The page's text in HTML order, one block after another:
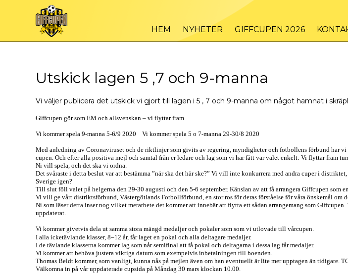
HEM NYHETER GIFFCUPEN 2026
Utskick lagen 5 ,7 och 9-manna
Vi väljer publicera det utskick vi gjort till lagen i 5 , 7 och 9-manna om något hamnat i
Giffcupen gör som EM och allsvenskan – vi flyttar fram
Vi kommer spela 9-manna 5-6/9 2020 Vi kommer spela 5 o 7-manna 29-30/8 2020
Med anledning av Coronaviruset och de riktlinjer som givits av regering, myndigheter och fotbollens förbund har
cupen. Och efter alla positiva mejl och samtal från er ledare och lag som vi har fått var valet enkelt: Vi flyttar fram
Ni vill spela, och det ska vi ordna.
Det svåraste i detta beslut var att bestämma ”när ska det här ske?” Vi vill inte konkurrera med andra cuper i
Sverige igen?
Till slut föll valet på helgerna den 29-30 augusti och den 5-6 september. Känslan av att få arrangera Giffcupen som
Vi vill ge vårt distriktsförbund, Västergötlands Fotbollförbund, en stor ros för deras förståelse för våra önskemål om
Ni som läser detta inser nog vilket merarbete det kommer att innebär att flytta ett sådan arrangemang som
uppdaterat.
Vi kommer givetvis dela ut samma stora mängd medaljer och pokaler som som vi utlovade till vårcupen.
I alla icketävlande klasser, 8–12 år, får laget en pokal och alla deltagare medaljer.
I de tävlande klasserna kommer lag som når semifinal att få pokal och deltagarna i dessa lag får medaljer.
Vi kommer att behöva justera viktiga datum som exempelvis inbetalningen till boenden.
Thomas Beldt kommer, som vanligt, kunna nås på mejlen även om han eventuellt är lite mer upptagen än tidigare.
Välkomna in på vår uppdaterade cupsida på Måndag 30 mars klockan 10.00.